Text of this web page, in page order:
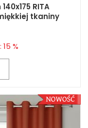
RITA
tkaniny
%